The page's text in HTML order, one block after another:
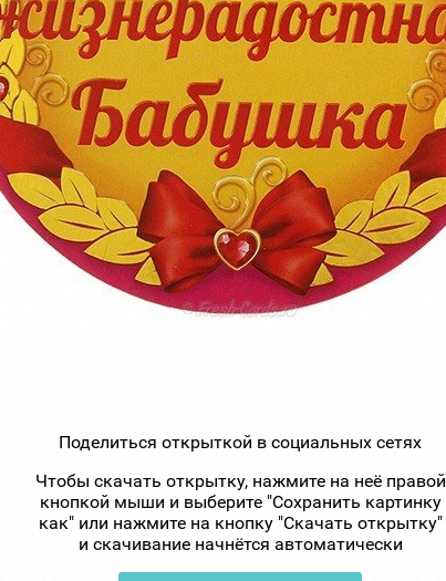
Поделиться открыткой в социальных сетях
Чтобы скачать открытку, нажмите на неё правой
кнопкой мыши и выберите "Сохранить картинку
как" или нажмите на кнопку "Скачать открытку"
и скачивание начнётся автоматически